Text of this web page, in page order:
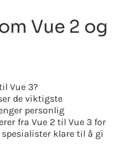
Vue 2 og
Vue 3?
de viktigste
personlig
fra Vue 2 til Vue 3 for
klare til å gi